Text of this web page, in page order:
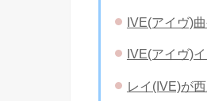
IVE(アイヴ)
IVE(アイヴ)
レイ(IVE)が